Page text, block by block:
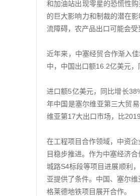
和加油站出现零星的恐慌性
的巨大影响力和制裁的潜在
流障碍，农产品出口可能会受
近年来，中塞经贸合作渐入
中，中国出口额16.2亿美元，
进口额5亿美元，同比增长
年中国是塞尔维亚第三大贸
维亚第17大出口市场，比
在工程项目合作领域，中资
目稳步推进。作为中塞经济
城路S4标段等项目进展顺利
亚提供了条件。中国、塞尔
格莱德地铁项目展开合作。